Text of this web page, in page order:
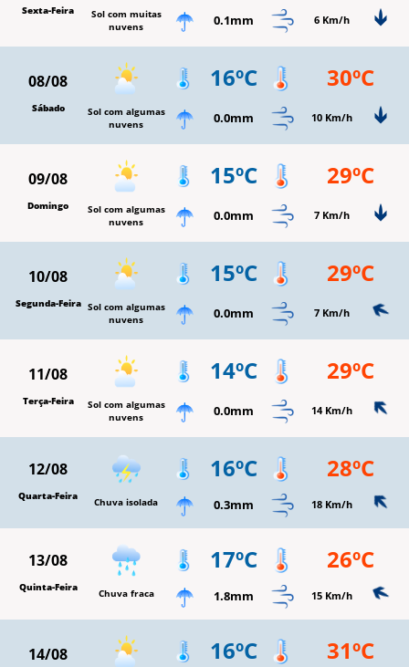
Sexta-Feira
Sol com muitas
nuvens
0.1mm 6 Km/h
08/08
Sábado
Sol com algumas
nuvens
16ºC 30ºC
0.0mm 10 Km/h
09/08
Domingo
Sol com algumas
nuvens
15ºC 29ºC
0.0mm 7 Km/h
10/08
Segunda-Feira Sol com algumas
nuvens
15ºC 29ºC
0.0mm 7 Km/h
11/08
Terça-Feira
Sol com algumas
nuvens
14ºC 29ºC
0.0mm 14 Km/h
12/08
Quarta-Feira Chuva isolada
16ºC 28ºC
0.3mm 18 Km/h
13/08
Quinta-Feira Chuva fraca
17ºC 26ºC
1.8mm 15 Km/h
14/08 16ºC 31ºC